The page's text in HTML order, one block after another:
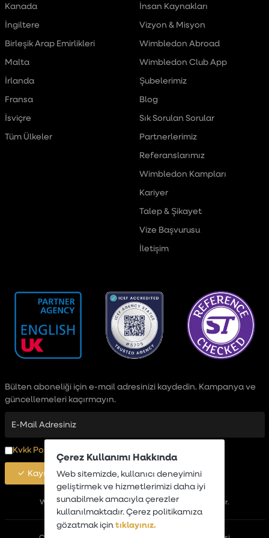
Kanada
İngiltere
Birleşik Arap Emirlikleri
Malta
İrlanda
Fransa
İsviçre
Tüm Ülkeler
İnsan Kaynakları
Vizyon & Misyon
Wimbledon Abroad
Wimbledon Club App
Şubelerimiz
Blog
Sık Sorulan Sorular
Partnerlerimiz
Referanslarımız
Wimbledon Kampları
Kariyer
Talep & Şikayet
Vize Başvurusu
İletişim
Bülten aboneliği için e-mail adresinizi kaydedin. Kampanya ve
güncellemeleri kaçırmayın.
Kvkk Politikası
Kayıt Ol
Wimbledon Abroad birWimbledon Global markasıdır.
Çerez Kullanımı Hakkında
Web sitemizde, kullanıcı deneyimini
geliştirmek ve hizmetlerimizi daha iyi
sunabilmek amacıyla çerezler
kullanılmaktadır. Çerez politikamıza
gözatmak içintıklayınız.